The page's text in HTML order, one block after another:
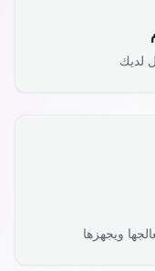
لديك
ويجهزها